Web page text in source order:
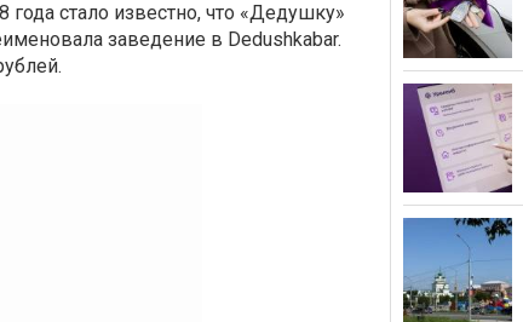
года стало известно, что «Дедушку»
заведение в Dedushkabar.